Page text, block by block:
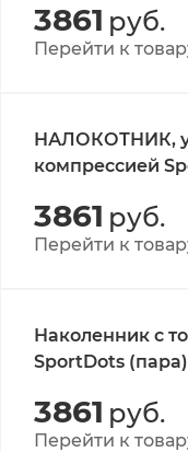
3861 руб.
Перейти к
НАЛОКОТНИК,
компрессией
3861 руб.
Перейти к
Наколенник с
SportDots
3861 руб.
Перейти к